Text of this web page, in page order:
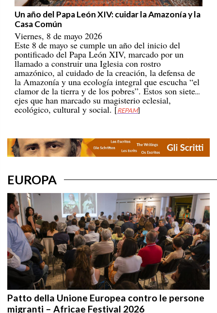
Un año del Papa León XIV: cuidar la Amazonía y la
Casa Común
Viernes, 8 de mayo 2026
Este 8 de mayo se cumple un año del inicio del
pontificado del Papa León XIV, marcado por un
llamado a construir una Iglesia con rostro
amazónico, al cuidado de la creación, la defensa de
la Amazonía y una ecología integral que escucha “el
clamor de la tierra y de los pobres”. Estos son siete
ejes que han marcado su magisterio eclesial,
ecológico, cultural y social. [REPAM]
Patto della Unione Europea contro le persone
migranti – Africae Festival 2026